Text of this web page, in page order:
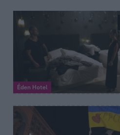
Éden Hotel